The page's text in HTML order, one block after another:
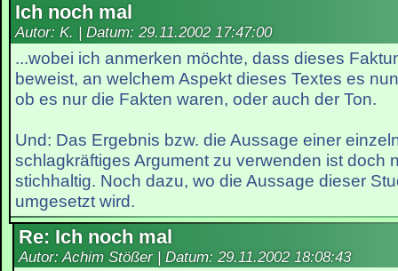
Ich noch mal
Autor: K. | Datum: 29.11.2002 17:47:00
...wobei ich anmerken möchte, dass dieses
beweist, an welchem Aspekt dieses Textes es
ob es nur die Fakten waren, oder auch der Ton.
Und: Das Ergebnis bzw. die Aussage einer
schlagkräftiges Argument zu verwenden ist doch
stichhaltig. Noch dazu, wo die Aussage dieser
umgesetzt wird.
Re: Ich noch mal
Autor: Achim Stößer | Datum: 29.11.2002 18:08:43